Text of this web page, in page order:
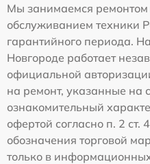
Мы занимаемся ремонтом
обслуживанием техники
гарантийного периода.
Новгороде работает
официальной
на ремонт, указанные на
ознакомительный
офертой согласно п. 2
обозначения торговой
только в